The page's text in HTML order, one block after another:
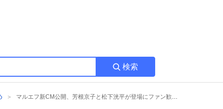
検索
マルエフ新CM公開、芳根京子と松下洸平が登場にファン歓喜「嬉しい」